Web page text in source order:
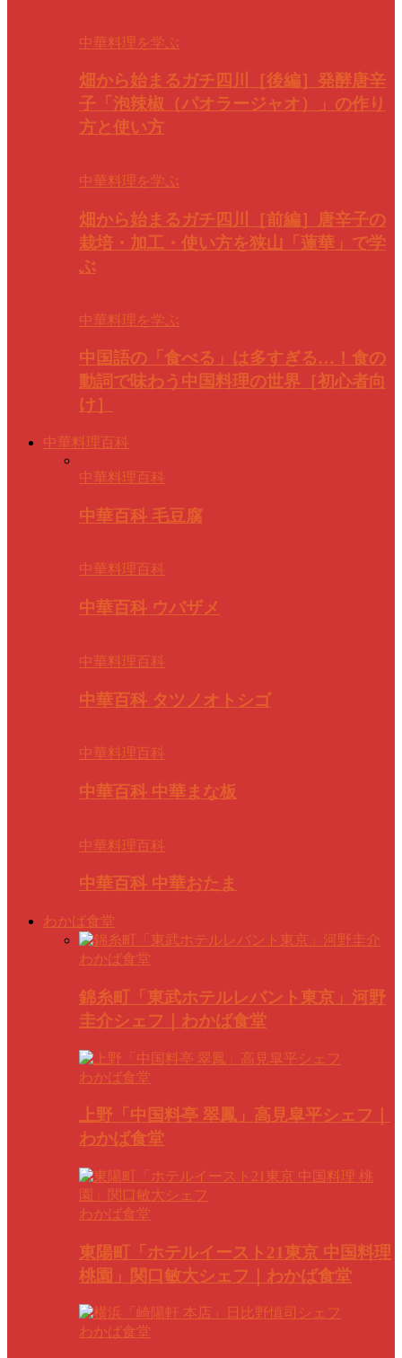
中華料理を学ぶ
畑から始まるガチ四川［後編］発酵唐辛
子「泡辣椒（パオラージャオ）」の作り
方と使い方
中華料理を学ぶ
畑から始まるガチ四川［前編］唐辛子の
栽培・加工・使い方を狭山「蓮華」で学
ぶ
中華料理を学ぶ
中国語の「食べる」は多すぎる…！食の
動詞で味わう中国料理の世界［初心者向
け］
中華料理百科
中華料理百科
中華百科 毛豆腐
中華料理百科
中華百科 ウバザメ
中華料理百科
中華百科 タツノオトシゴ
中華料理百科
中華百科 中華まな板
中華料理百科
中華百科 中華おたま
わかば食堂
わかば食堂
錦糸町「東武ホテルレバント東京」河野
圭介シェフ｜わかば食堂
わかば食堂
上野「中国料亭 翠鳳」高見皐平シェフ｜
わかば食堂
わかば食堂
東陽町「ホテルイースト21東京 中国料理
桃園」関口敏大シェフ｜わかば食堂
わかば食堂